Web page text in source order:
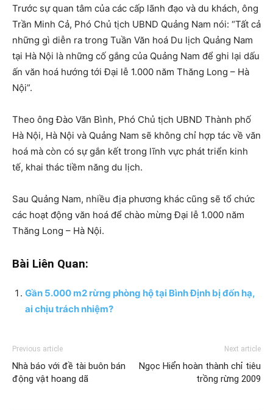
Trước sự quan tâm của các cấp lãnh đạo và du khách, ông
Trần Minh Cả, Phó Chủ tịch UBND Quảng Nam nói: “Tất cả
những gì diễn ra trong Tuần Văn hoá Du lịch Quảng Nam
tại Hà Nội là những cố gắng của Quảng Nam để ghi lại dấu
ấn văn hoá hướng tới Đại lễ 1.000 năm Thăng Long – Hà
Nội”.
Theo ông Đào Văn Bình, Phó Chủ tịch UBND Thành phố
Hà Nội, Hà Nội và Quảng Nam sẽ không chỉ hợp tác về văn
hoá mà còn có sự gắn kết trong lĩnh vực phát triển kinh
tế, khai thác tiềm năng du lịch.
Sau Quảng Nam, nhiều địa phương khác cũng sẽ tổ chức
các hoạt động văn hoá để chào mừng Đại lễ 1.000 năm
Thăng Long – Hà Nội.
Bài Liên Quan:
Gần 5.000 m2 rừng phòng hộ tại Bình Định bị đốn hạ,
ai chịu trách nhiệm?
Previous article
Nhà báo với đề tài buôn bán
động vật hoang dã
Next article
Ngọc Hiển hoàn thành chỉ tiêu
trồng rừng 2009